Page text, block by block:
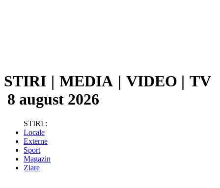
STIRI | MEDIA | VIDEO | TV
8 august 2026
STIRI :
Locale
Externe
Sport
Magazin
Ziare